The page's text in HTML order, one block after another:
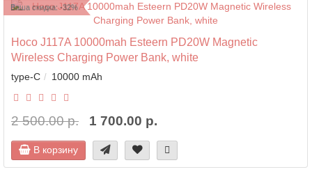
Ваша скидка: -32%
Hoco J117A 10000mah Esteern PD20W Magnetic
Wireless Charging Power Bank, white
type-C 10000 mAh
2 500.00 р. 1 700.00 р.
В корзину